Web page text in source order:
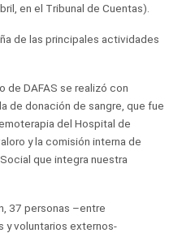
en el Tribunal de Cuentas).
de las principales actividades
de DAFAS se realizó con
de donación de sangre, que fue
del Hospital de
y la comisión interna de
que integra nuestra
37 personas –entre
y voluntarios externos-